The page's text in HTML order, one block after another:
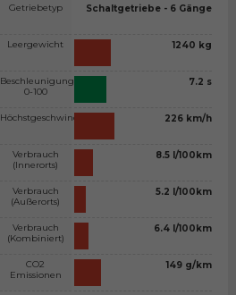
Getriebetyp
Leergewicht
Beschleunigung
0-100
Höchstgeschwindigkeit
Verbrauch
(Innerorts)
Verbrauch
(Außerorts)
Verbrauch
(Kombiniert)
CO2
Emissionen
Schaltgetriebe - 6 Gänge
1240 kg
7.2 s
226 km/h
8.5 l/100km
5.2 l/100km
6.4 l/100km
149 g/km